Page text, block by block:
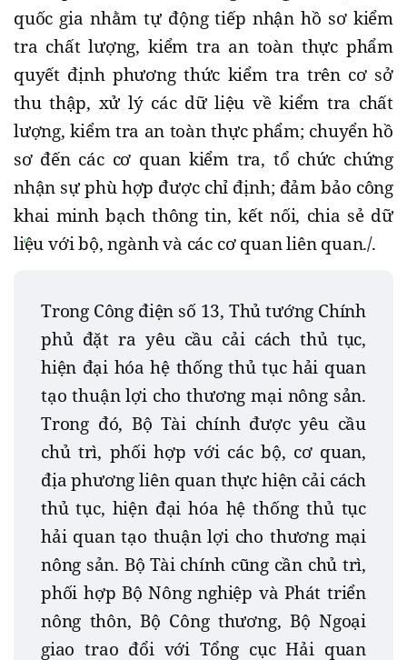
quốc gia nhằm tự động tiếp nhận hồ sơ kiểm
tra chất lượng, kiểm tra an toàn thực phẩm
quyết định phương thức kiểm tra trên cơ sở
thu thập, xử lý các dữ liệu về kiểm tra chất
lượng, kiểm tra an toàn thực phẩm; chuyển hồ
sơ đến các cơ quan kiểm tra, tổ chức chứng
nhận sự phù hợp được chỉ định; đảm bảo công
khai minh bạch thông tin, kết nối, chia sẻ dữ
liệu với bộ, ngành và các cơ quan liên quan./.
Trong Công điện số 13, Thủ tướng Chính
phủ đặt ra yêu cầu cải cách thủ tục,
hiện đại hóa hệ thống thủ tục hải quan
tạo thuận lợi cho thương mại nông sản.
Trong đó, Bộ Tài chính được yêu cầu
chủ trì, phối hợp với các bộ, cơ quan,
địa phương liên quan thực hiện cải cách
thủ tục, hiện đại hóa hệ thống thủ tục
hải quan tạo thuận lợi cho thương mại
nông sản. Bộ Tài chính cũng cần chủ trì,
phối hợp Bộ Nông nghiệp và Phát triển
nông thôn, Bộ Công thương, Bộ Ngoại
giao trao đổi với Tổng cục Hải quan